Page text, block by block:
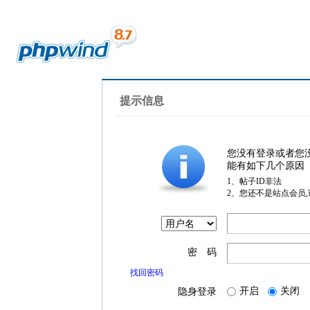
提示信息
您没有登录或者您
能有如下几个原因
1、帖子ID非法
2、您还不是站点会员
密 码
找回密码
隐身登录 开启 关闭